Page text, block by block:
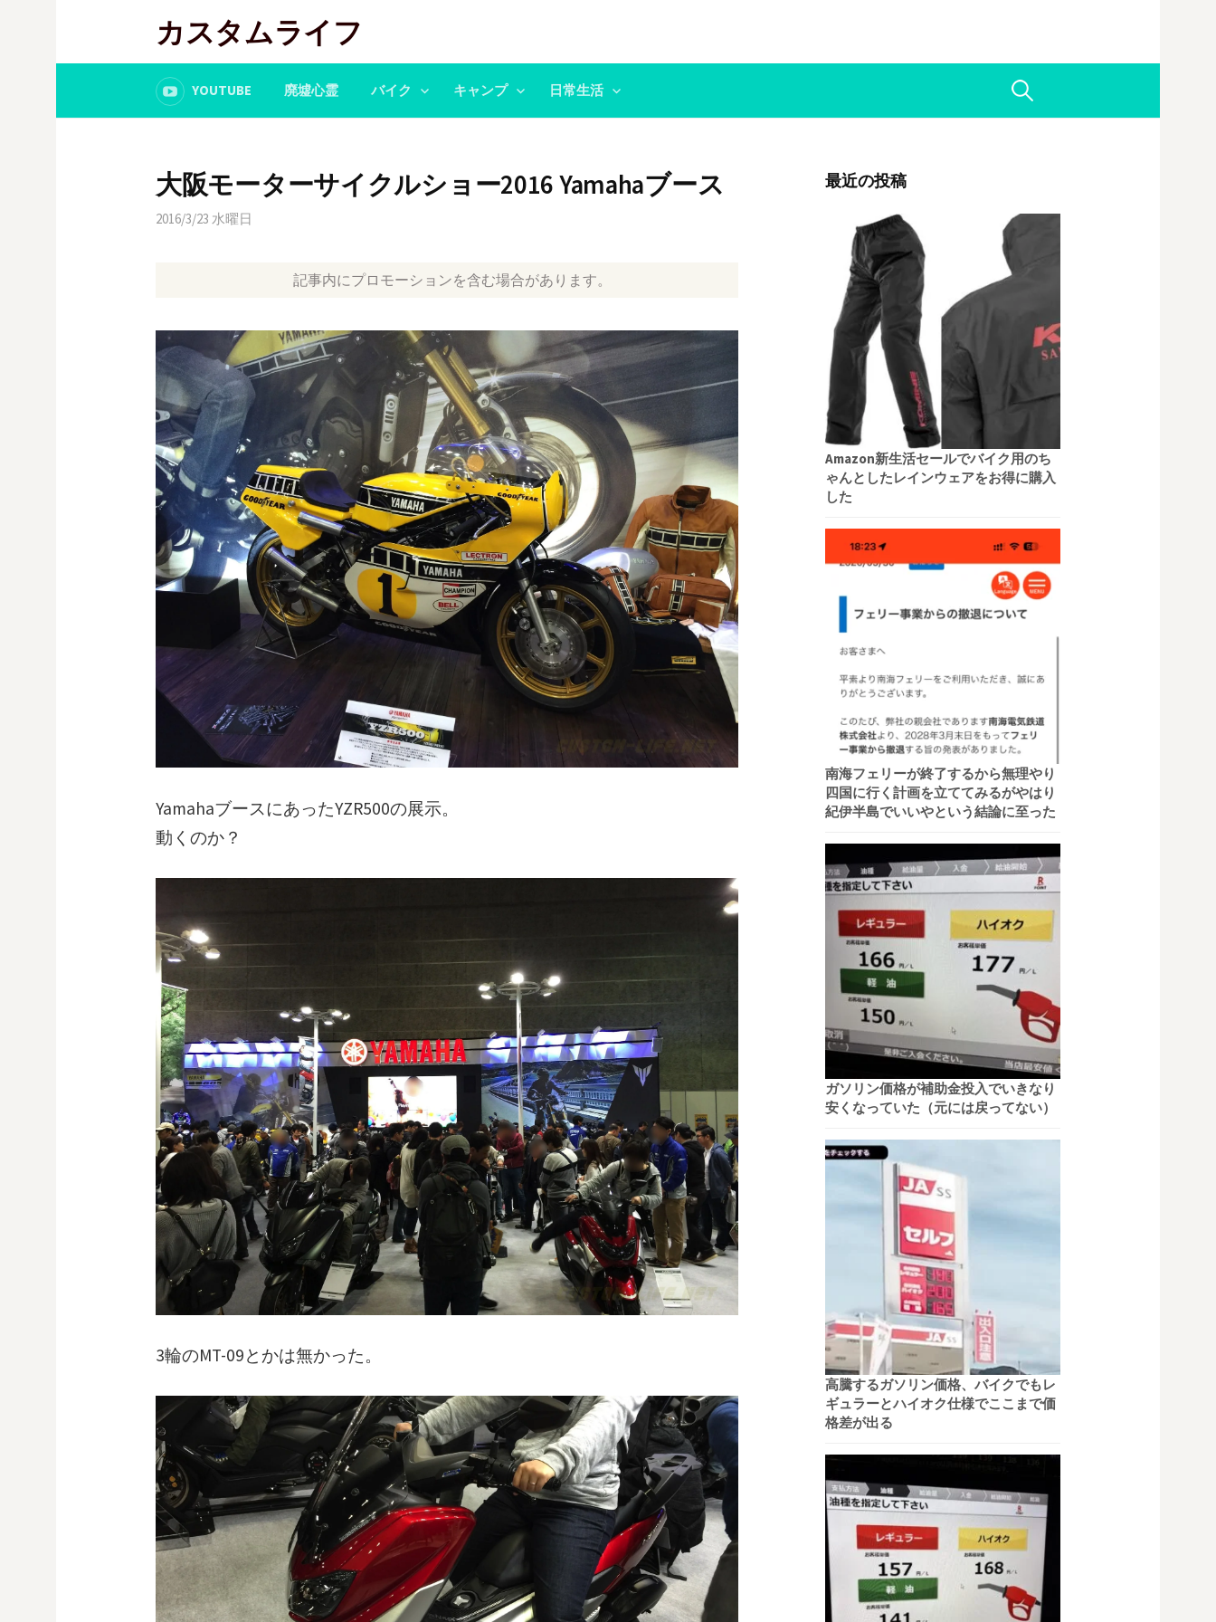
テ
カスタムライフ
YOUTUBE 廃墟心霊 バイク キャンプ 日常生活 検
大阪モーターサイクルショー2016 Yamahaブース
2016/3/23 水曜日
記事内にプロモーションを含む場合があります。
YamahaブースにあったYZR500の展示。
動くのか？
3輪のMT-09とかは無かった。
最近の投稿
Amazon新生活セールでバイク用のち
ゃんとしたレインウェアをお得に購入
した
南海フェリーが終了するから無理やり
四国に行く計画を立ててみるがやはり
紀伊半島でいいやという結論に至った
ガソリン価格が補助金投入でいきなり
安くなっていた（元には戻ってない）
高騰するガソリン価格、バイクでもレ
ギュラーとハイオク仕様でここまで価
格差が出る